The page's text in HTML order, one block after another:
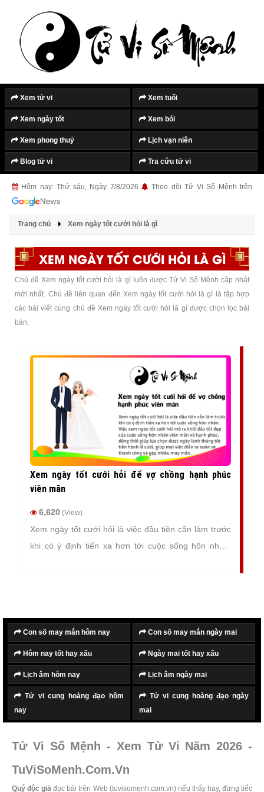
Xem tử vi Xem tuổi
Xem ngày tốt Xem bói
Xem phong thuỷ Lịch vạn niên
Blog tử vi Tra cứu tử vi
Hôm nay: Thứ sáu, Ngày 7/8/2026 Theo dõi Tử Vi Số Mệnh trên
Trang chủ Xem ngày tốt cưới hỏi là gì
XEM NGÀY TỐT CƯỚI HỎI LÀ GÌ
Chủ đề Xem ngày tốt cưới hỏi là gì luôn được Tử Vi Số Mệnh cập nhật
mới nhất. Chủ đề liên quan đến Xem ngày tốt cưới hỏi là gì là tập hợp
các bài viết cùng chủ đề Xem ngày tốt cưới hỏi là gì được chọn lọc bài
bản.
Xem ngày tốt cưới hỏi để vợ chồng hạnh phúc
viên mãn
6,620 (View)
Xem ngày tốt cưới hỏi là việc đầu tiên cần làm trước
khi có ý định tiến xa hơn tới cuộc sống hôn nhân.
công và gặp nhiều may mắn.
Con số may mắn hôm nay Con số may mắn ngày mai
Hôm nay tốt hay xấu Ngày mai tốt hay xấu
Lịch âm hôm nay Lịch âm ngày mai
Tử vi cung hoàng đạo hôm
nay
Tử vi cung hoàng đạo ngày
mai
Tử Vi Số Mệnh - Xem Tử Vi Năm 2026 -
TuViSoMenh.Com.Vn
Quý độc giả đọc bài trên Web (tuvisomenh.com.vn) nếu thấy hay, đừng tiếc